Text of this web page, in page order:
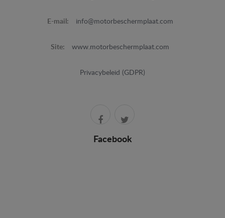
E-mail: info@motorbeschermplaat.com
Site: www.motorbeschermplaat.com
Privacybeleid (GDPR)
Facebook